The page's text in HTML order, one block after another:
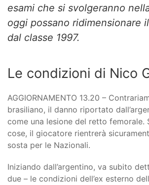
esami che si svolgeranno
oggi possano ridimensionare
dal classe 1997.
Le condizioni di Nico
AGGIORNAMENTO 13.20 –
brasiliano, il danno riportato
come una lesione del retto femorale.
cose, il giocatore rientrerà
sosta per le Nazionali.
Iniziando dall’argentino, va subito
due – le condizioni dell’ex esterno